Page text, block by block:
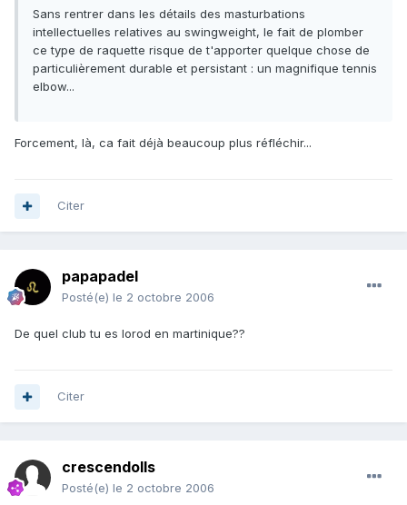
Sans rentrer dans les détails des masturbations
intellectuelles relatives au swingweight, le fait de plomber
ce type de raquette risque de t'apporter quelque chose de
particulièrement durable et persistant : un magnifique tennis
elbow...
Forcement, là, ca fait déjà beaucoup plus réfléchir...
Citer
papapadel
Posté(e) le 2 octobre 2006
De quel club tu es lorod en martinique??
Citer
crescendolls
Posté(e) le 2 octobre 2006